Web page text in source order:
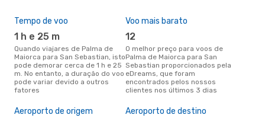
Tempo de voo
1 h e 25 m
Quando viajares de Palma de
Maiorca para San Sebastian, isto
pode demorar cerca de 1 h e 25
m. No entanto, a duração do voo
pode variar devido a outros
fatores
Voo mais barato
12
O melhor preço para voos de
Palma de Maiorca para San
Sebastian proporcionados pela
eDreams, que foram
encontrados pelos nossos
clientes nos últimos 3 dias
Aeroporto de origem Aeroporto de destino